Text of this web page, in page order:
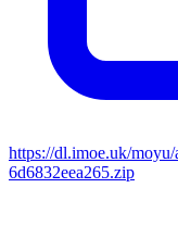
https://dl.imoe.uk/
6d6832eea265.zip